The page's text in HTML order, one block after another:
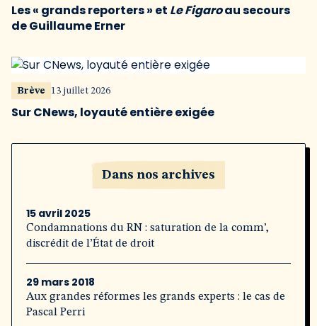
Les « grands reporters » et Le Figaroau secours
de Guillaume Erner
Brève 13 juillet 2026
Sur CNews, loyauté entière exigée
Dans nos archives
15 avril 2025
Condamnations du RN : saturation de la comm’,
discrédit de l’État de droit
29 mars 2018
Aux grandes réformes les grands experts : le cas de
Pascal Perri